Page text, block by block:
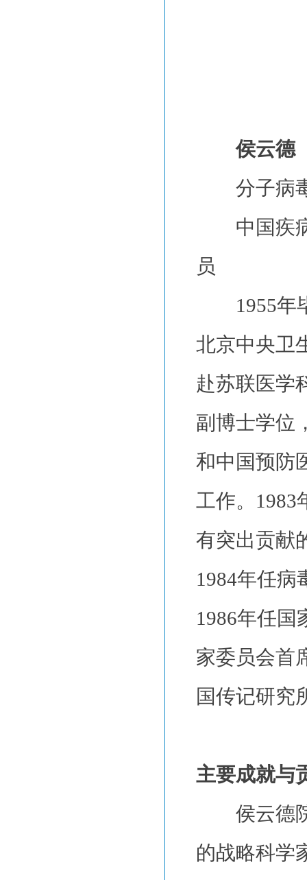
侯云德
分子病毒
中国疾病
员
1955年毕
北京中央卫
赴苏联医学
副博士学位
和中国预防
工作。1983
有突出贡献
1984年任病
1986年任国
家委员会首
国传记研究
主要成就与
侯云德院
的战略科学